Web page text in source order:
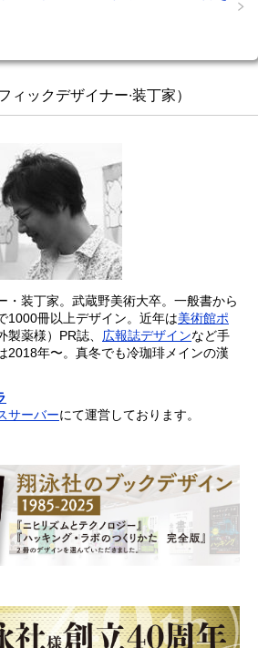
ィックデザイナー∙装丁家）
・装丁家。武蔵野美術大卒。一般書から
1000冊以上デザイン。近年は美術館ポ
製薬様）PR誌、 広報誌デザインなど手
2018年〜。真冬でも冷珈琲メインの漢
サーバーにて運営しております。